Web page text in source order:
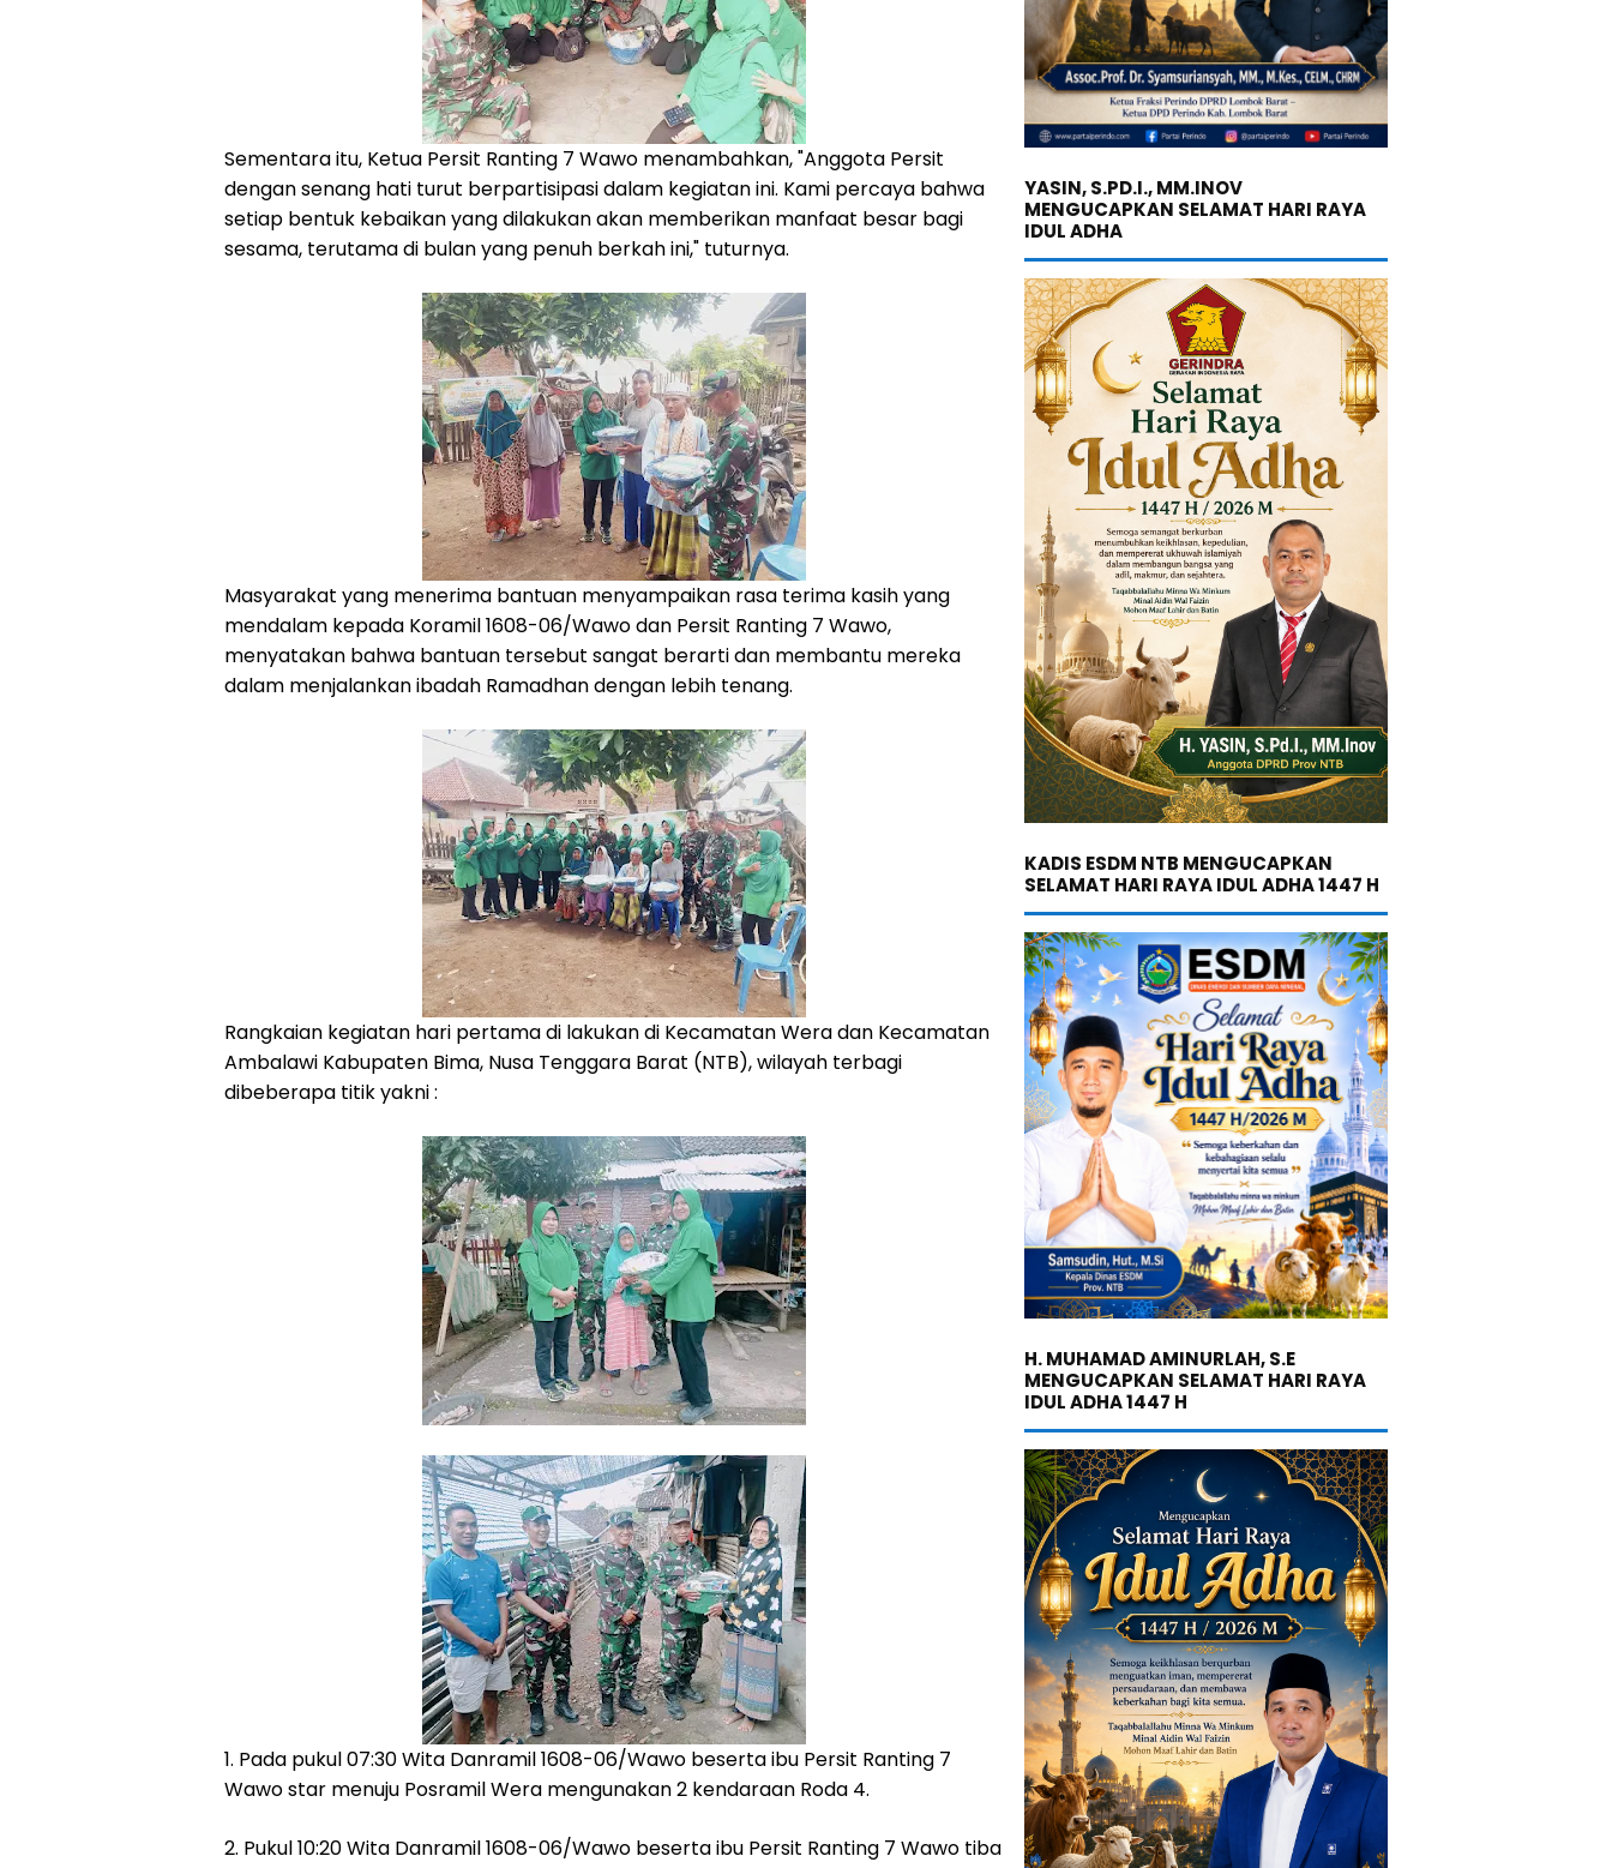
Sementara itu, Ketua Persit Ranting 7 Wawo menambahkan, "Anggota Persit
dengan senang hati turut berpartisipasi dalam kegiatan ini. Kami percaya bahwa
setiap bentuk kebaikan yang dilakukan akan memberikan manfaat besar bagi
sesama, terutama di bulan yang penuh berkah ini," tuturnya.
Masyarakat yang menerima bantuan menyampaikan rasa terima kasih yang
mendalam kepada Koramil 1608-06/Wawo dan Persit Ranting 7 Wawo,
menyatakan bahwa bantuan tersebut sangat berarti dan membantu mereka
dalam menjalankan ibadah Ramadhan dengan lebih tenang.
Rangkaian kegiatan hari pertama di lakukan di Kecamatan Wera dan Kecamatan
Ambalawi Kabupaten Bima, Nusa Tenggara Barat (NTB), wilayah terbagi
dibeberapa titik yakni :
1. Pada pukul 07:30 Wita Danramil 1608-06/Wawo beserta ibu Persit Ranting 7
Wawo star menuju Posramil Wera mengunakan 2 kendaraan Roda 4.
2. Pukul 10:20 Wita Danramil 1608-06/Wawo beserta ibu Persit Ranting 7 Wawo tiba
YASIN, S.PD.I., MM.INOV
MENGUCAPKAN SELAMAT HARI RAYA
IDUL ADHA
KADIS ESDM NTB MENGUCAPKAN
SELAMAT HARI RAYA IDUL ADHA 1447 H
H. MUHAMAD AMINURLAH, S.E
MENGUCAPKAN SELAMAT HARI RAYA
IDUL ADHA 1447 H